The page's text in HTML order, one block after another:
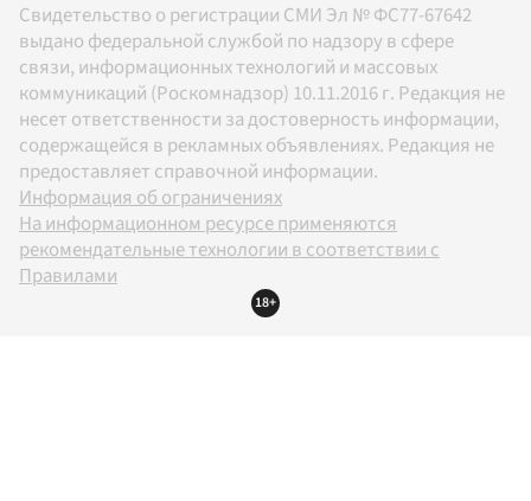
Свидетельство о регистрации СМИ Эл № ФС77-67642
выдано федеральной службой по надзору в сфере
связи, информационных технологий и массовых
коммуникаций (Роскомнадзор) 10.11.2016 г. Редакция не
несет ответственности за достоверность информации,
содержащейся в рекламных объявлениях. Редакция не
предоставляет справочной информации.
Информация об ограничениях
На информационном ресурсе применяются
рекомендательные технологии в соответствии с
Правилами
18+